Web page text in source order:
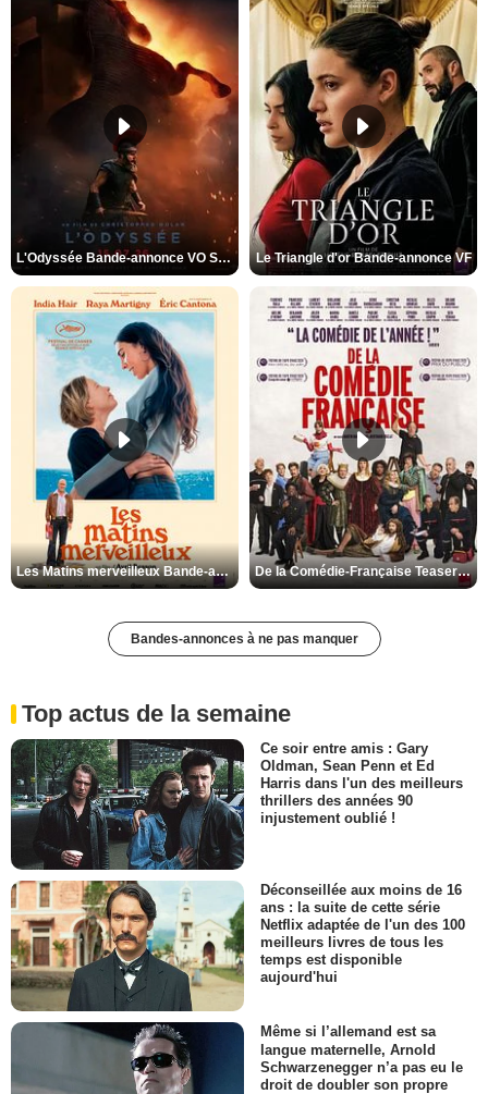
L'Odyssée Bande-annonce VO STFR Le Triangle d'or Bande-annonce VF
Les Matins merveilleux Bande-annonce VF De la Comédie-Française Teaser VF
Bandes-annonces à ne pas manquer
Top actus de la semaine
Ce soir entre amis : Gary
Oldman, Sean Penn et Ed
Harris dans l'un des meilleurs
thrillers des années 90
injustement oublié !
Déconseillée aux moins de 16
ans : la suite de cette série
Netflix adaptée de l'un des 100
meilleurs livres de tous les
temps est disponible
aujourd'hui
Même si l’allemand est sa
langue maternelle, Arnold
Schwarzenegger n’a pas eu le
droit de doubler son propre